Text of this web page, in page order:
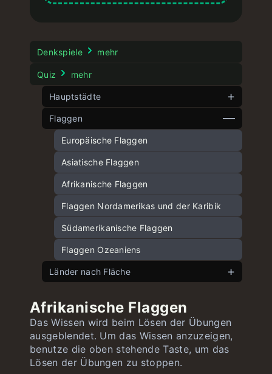
Denkspiele mehr
Quiz mehr
Hauptstädte
Hauptstädte Europas
Hauptstädte Asiens
Hauptstädte Nordamerikas und der
Karibik
Hauptstädte Südamerikas
Hauptstädte Afrikas
Hauptstädte Ozeaniens
Flaggen
Europäische Flaggen
Asiatische Flaggen
Afrikanische Flaggen
Flaggen Nordamerikas und der Karibik
Südamerikanische Flaggen
Flaggen Ozeaniens
Länder nach Fläche
Asiatische Länder nach Fläche
Amerikanische Länder nach Fläche
Afrikanische Länder nach Fläche
Afrikanische Flaggen
Das Wissen wird beim Lösen der Übungen
ausgeblendet. Um das Wissen anzuzeigen,
benutze die oben stehende Taste, um das
Lösen der Übungen zu stoppen.